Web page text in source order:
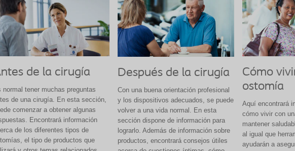
de la cirugía
normal tener muchas preguntas
de una cirugía. En esta sección,
comenzar a obtener algunas
Encontrará información
de los diferentes tipos de
el tipo de productos que
Después de la cirugía
Con una buena orientación profesional
y los dispositivos adecuados, se puede
volver a una vida normal. En esta
sección dispone de información para
lograrlo. Además de información sobre
productos, encontrará consejos útiles
Cómo
ostomía
Aquí encontrará
cómo vivir con
mantener
al igual que
ayudarán a